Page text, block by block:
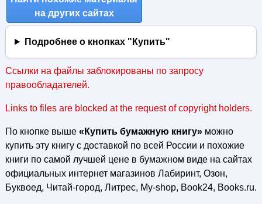
на других сайтах
Подробнее о кнопках "Купить"
Ссылки на файлы заблокированы по запросу
правообладателей.
Links to files are blocked at the request of copyright holders.
По кнопке выше «Купить бумажную книгу»можно
купить эту книгу с доставкой по всей России и похожие
книги по самой лучшей цене в бумажном виде на сайтах
официальных интернет магазинов Лабиринт, Озон,
Буквоед, Читай-город, Литрес, My-shop, Book24, Books.ru.